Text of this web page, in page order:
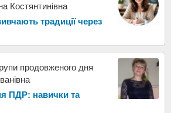
Костянтинівна
традиції через
продовженого дня
ПДР: навички та